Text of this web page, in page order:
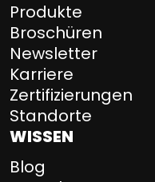
Produkte
Broschüren
Newsletter
Karriere
Zertifizierungen
Standorte
WISSEN
Blog